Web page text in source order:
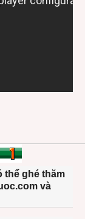
thể ghé thăm
và